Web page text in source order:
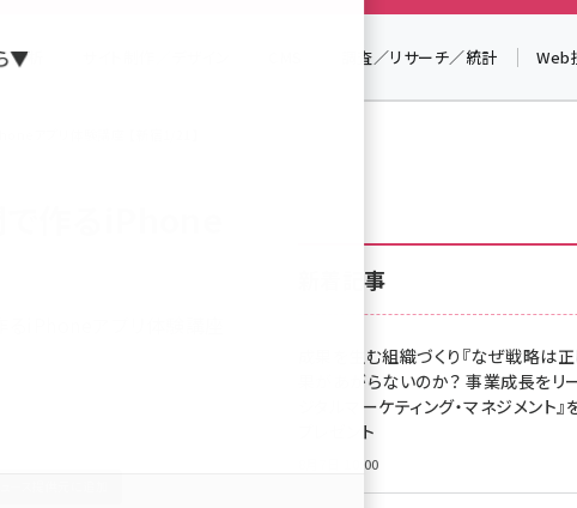
z世代 (1623)
meo (1277)
llmo (1166)
析 調査／リサーチ／統計 Web
アプリ体験講座 【新宿1/21】
で作るiPhone
るiPhoneアプリ体験講座
新着記事
成果を生む組織づくり『なぜ戦略は
果があがらないのか？ 事業成長をリ
ジタルマーケティング・マネジメント
プレゼント
8月7日 10:00
▼